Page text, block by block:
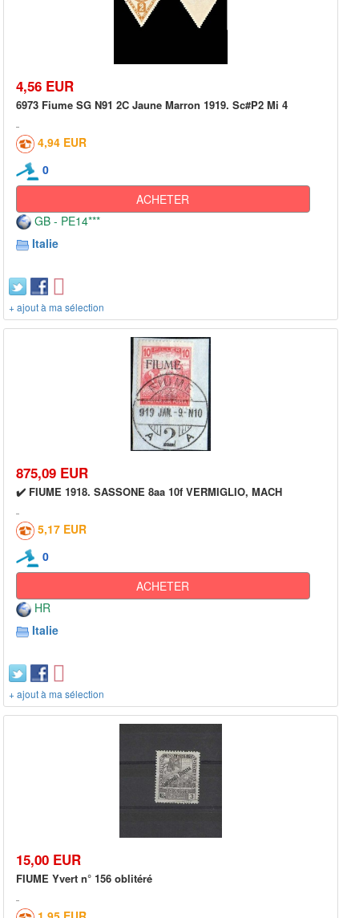
4,56 EUR
6973 Fiume SG N91 2C Jaune Marron 1919. Sc#P2 Mi 4
4,94 EUR
0
ACHETER
GB - PE14***
Italie
+ ajout à ma sélection
875,09 EUR
✔️ FIUME 1918. SASSONE 8aa 10f VERMIGLIO, MACH
5,17 EUR
0
ACHETER
HR
Italie
+ ajout à ma sélection
15,00 EUR
FIUME Yvert n° 156 oblitéré